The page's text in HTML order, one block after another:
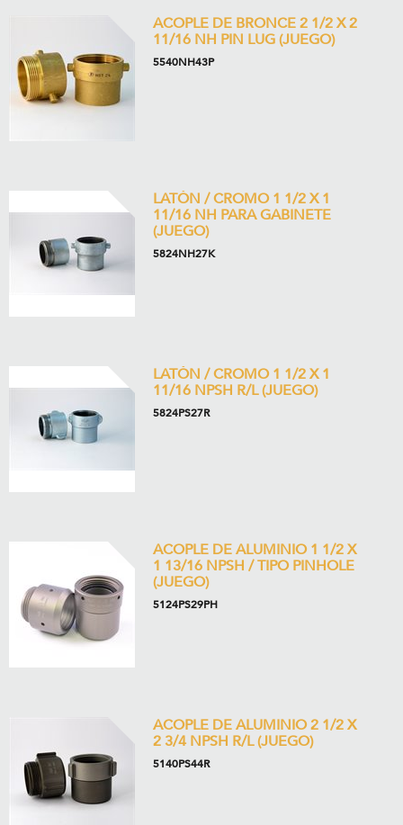
ACOPLE DE BRONCE 2 1/2 X 2
11/16 NH PIN LUG (JUEGO)
5540NH43P
LATÓN / CROMO 1 1/2 X 1
11/16 NH PARA GABINETE
(JUEGO)
5824NH27K
LATÓN / CROMO 1 1/2 X 1
11/16 NPSH R/L (JUEGO)
5824PS27R
ACOPLE DE ALUMINIO 1 1/2 X
1 13/16 NPSH / TIPO PINHOLE
(JUEGO)
5124PS29PH
ACOPLE DE ALUMINIO 2 1/2 X
2 3/4 NPSH R/L (JUEGO)
5140PS44R